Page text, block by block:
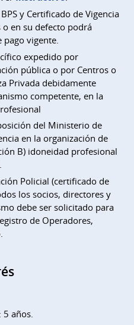
y Certificado de Vigencia
en su defecto podrá
pago vigente.
expedido por
pública o por Centros o
Privada debidamente
competente, en la
del Ministerio de
en la organización de
B) idoneidad profesional
Policial (certificado de
los socios, directores y
debe ser solicitado para
de Operadores,
años.